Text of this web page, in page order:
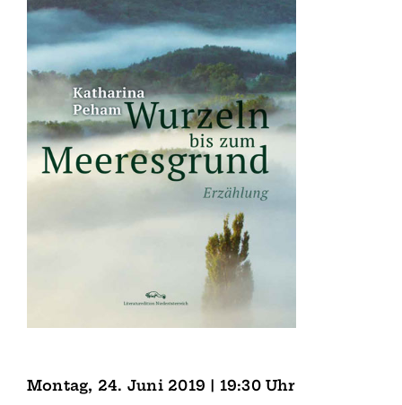
Montag, 24. Juni 2019 | 19:30 Uhr